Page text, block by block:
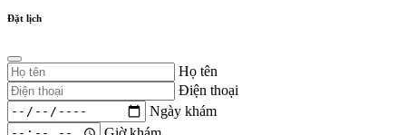
Đặt lịch
Họ tên
Điện thoại
Ngày khám